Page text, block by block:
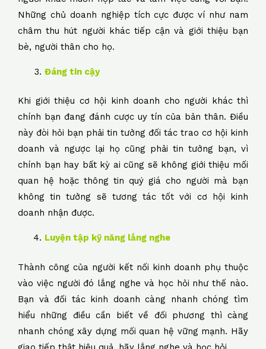
Những chủ doanh nghiệp tích cực được ví như nam
châm thu hút người khác tiếp cận và giới thiệu bạn
bè, người thân cho họ.
Đáng tin cậy
Khi giới thiệu cơ hội kinh doanh cho người khác thì
chính bạn đang đánh cược uy tín của bản thân. Điều
này đòi hỏi bạn phải tin tưởng đối tác trao cơ hội kinh
doanh và ngược lại họ cũng phải tin tưởng bạn, vì
chính bạn hay bất kỳ ai cũng sẽ không giới thiệu mối
quan hệ hoặc thông tin quý giá cho người mà bạn
không tin tưởng sẽ tương tác tốt với cơ hội kinh
doanh nhận được.
Luyện tập kỹ năng lắng nghe
Thành công của người kết nối kinh doanh phụ thuộc
vào việc người đó lắng nghe và học hỏi như thế nào.
Bạn và đối tác kinh doanh càng nhanh chóng tìm
hiểu những điều cần biết về đối phương thì càng
nhanh chóng xây dựng mối quan hệ vững mạnh. Hãy